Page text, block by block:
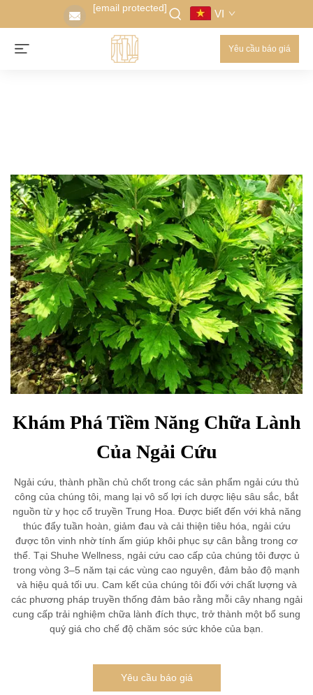
[email protected] VI
Yêu cầu báo giá
Khám Phá Tiềm Năng Chữa Lành
Của Ngải Cứu
Ngải cứu, thành phần chủ chốt trong các sản phẩm ngải cứu thủ
công của chúng tôi, mang lại vô số lợi ích dược liệu sâu sắc, bắt
nguồn từ y học cổ truyền Trung Hoa. Được biết đến với khả năng
thúc đẩy tuần hoàn, giảm đau và cải thiện tiêu hóa, ngải cứu
được tôn vinh nhờ tính ấm giúp khôi phục sự cân bằng trong cơ
thể. Tại Shuhe Wellness, ngải cứu cao cấp của chúng tôi được ủ
trong vòng 3–5 năm tại các vùng cao nguyên, đảm bảo độ mạnh
và hiệu quả tối ưu. Cam kết của chúng tôi đối với chất lượng và
các phương pháp truyền thống đảm bảo rằng mỗi cây nhang ngải
cung cấp trải nghiệm chữa lành đích thực, trở thành một bổ sung
quý giá cho chế độ chăm sóc sức khỏe của bạn.
Yêu cầu báo giá